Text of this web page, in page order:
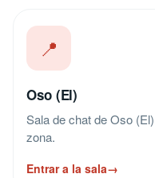
📍
Oso (El)
Sala de chat de Oso
zona.
Entrar a la sala→